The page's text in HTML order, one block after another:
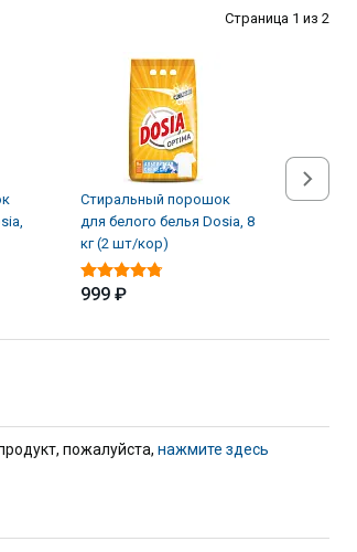
Страница 1 из 2
Стиральный порошок
для белого белья Dosia, 8
кг (2 шт/кор)
999 ₽
пожалуйста, нажмите здесь